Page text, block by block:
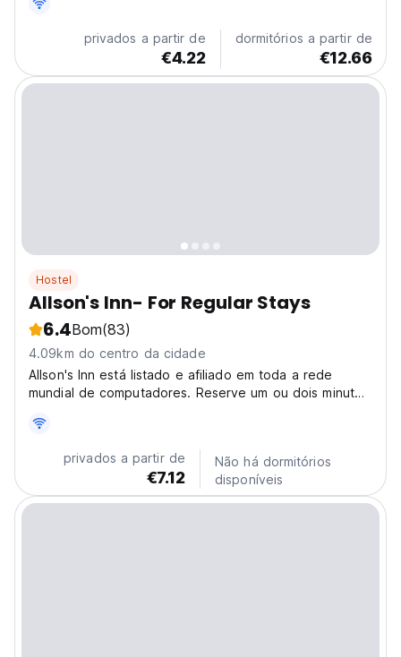
selected dates sign in. Genius discounts at this
property are subject to book dates, stay dates and
privados a partir de
€4.22
dormitórios a partir de
€12.66
Hostel
Allson's Inn- For Regular Stays
6.4Bom(83)
4.09km do centro da cidade
Allson's Inn está listado e afiliado em toda a rede
mundial de computadores. Reserve um ou dois minutos
privados a partir de
€7.12
Não há dormitórios
disponíveis